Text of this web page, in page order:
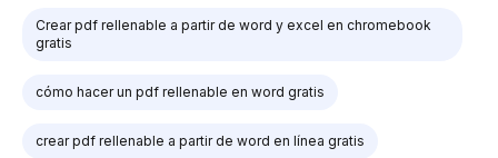
Crear pdf rellenable a partir de word y excel en chromebook
gratis
cómo hacer un pdf rellenable en word gratis
crear pdf rellenable a partir de word en línea gratis